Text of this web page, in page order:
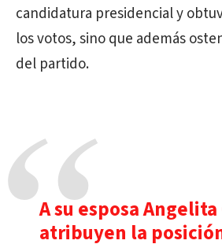
candidatura presidencial y
los votos, sino que además
del partido.
A su esposa
atribuyen la